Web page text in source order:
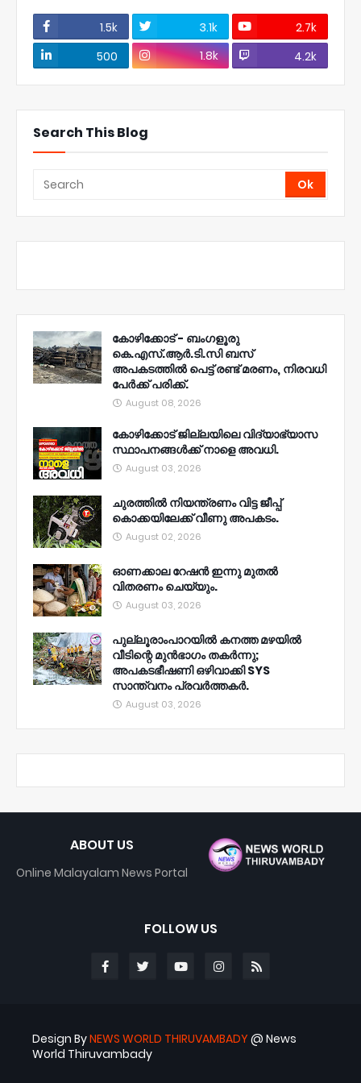
1.5k 3.1k
2.7k
500
1.8k 4.2k
Search This Blog
കോഴിക്കോട് - ബംഗളൂരു
കെ.എസ്.ആർ.ടി.സി ബസ്
അപകടത്തിൽ പെട്ട് രണ്ട് മരണം, നിരവധി
പേർക്ക് പരിക്ക്.
August 08, 2026
കോഴിക്കോട് ജില്ലയിലെ വിദ്യാഭ്യാസ
സ്ഥാപനങ്ങൾക്ക് നാളെ അവധി.
August 03, 2026
ചുരത്തിൽ നിയന്ത്രണം വിട്ട ജീപ്പ്
കൊക്കയിലേക്ക് വീണു അപകടം.
August 02, 2026
ഓണക്കാല റേഷൻ ഇന്നു മുതല്‍
വിതരണം ചെയ്യും.
August 03, 2026
പുല്ലൂരാംപാറയിൽ കനത്ത മഴയിൽ
വീടിന്റെ മുൻഭാഗം തകർന്നു;
അപകടഭീഷണി ഒഴിവാക്കി SYS
സാന്ത്വനം പ്രവർത്തകർ.
August 03, 2026
ABOUT US
Online Malayalam News Portal
FOLLOW US
Design ByNEWS WORLD THIRUVAMBADY @ News
World Thiruvambady